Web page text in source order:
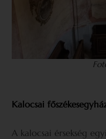
Kalocsai
A kalocsai érsekség